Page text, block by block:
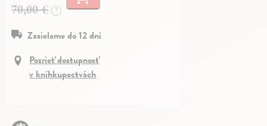
70,00 €
?
Zasielame do 12 dní
Pozrieť dostupnosť
v kníhkupectvách